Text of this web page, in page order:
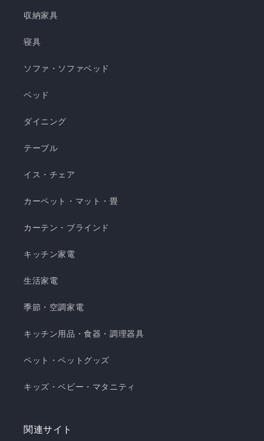
ッド ❄️強冷感極厚ラグ 🍃【New!!】通年使えるレ
ケット ・選べる4サイズ(ハーフ/シングル/セミダ
シブル仕様 ・柔らかくてとろっとしたくしゅくし
濯できてお手入れ簡単 瞬間避暑地 くしゅくしゅケ
暑地 くしゅくしゅケット SD...
収納家具
寝具
ソファ・ソファベッド
ベッド
ダイニング
テーブル
イス・チェア
カーペット・マット・畳
カーテン・ブラインド
キッチン家電
生活家電
季節・空調家電
キッチン用品・食器・調理器具
ペット・ペットグッズ
キッズ・ベビー・マタニティ
関連サイト